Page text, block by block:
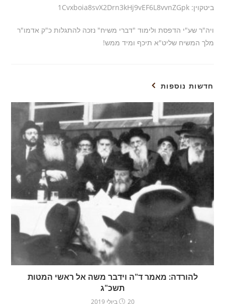
ביטקוין: 1Cvxboia8svX2Drn3kHj9vEF6L8vvnZGpk
ויה"ר שע"י הדפסת ולימוד "דברי משיח" נזכה להתגלות כ"ק אדמו"ר
מלך המשיח שליט"א תיכף ומיד ממש!
חדשות נוספות
להורדה: מאמר ד"ה וידבר משה אל ראשי המטות
תשכ"ג
20 ביולי 2019